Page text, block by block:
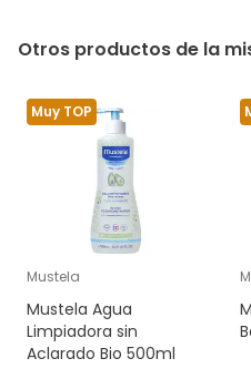
Otros productos de la
Muy TOP
Mustela
Mustela Agua
Limpiadora sin
Aclarado Bio 500ml